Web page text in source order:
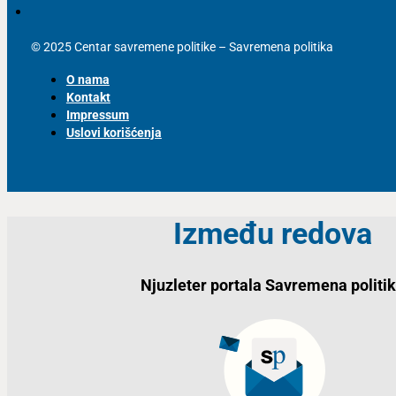
© 2025 Centar savremene politike – Savremena politika
O nama
Kontakt
Impressum
Uslovi korišćenja
Između redova
Njuzleter portala Savremena